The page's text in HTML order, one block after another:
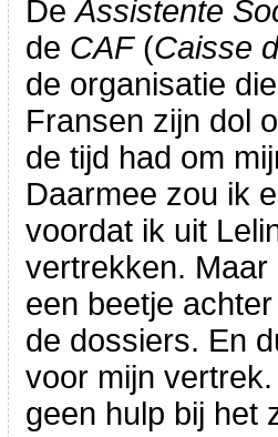
DeAssistente
de CAF(Caisse
de organisatie
Fransen zijn dol
de tijd had om
Daarmee zou ik
voordat ik uit
vertrekken.
een beetje
de dossiers. En
voor mijn
geen hulp bij het